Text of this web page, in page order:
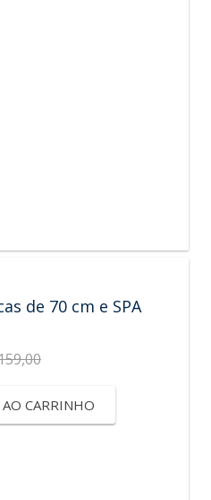
de 70 cm e SPA
CARRINHO